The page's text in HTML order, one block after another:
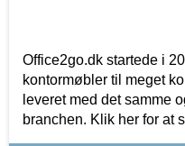
Office2go.dk startede i
kontormøbler til meget
leveret med det samme
branchen. Klik her for at